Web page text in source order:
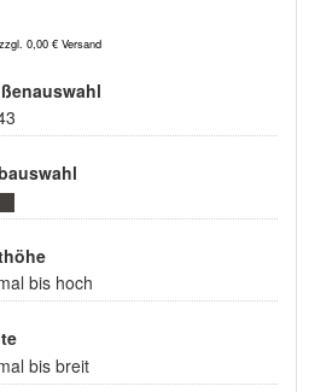
0,00 € Versand
bis hoch
bis breit